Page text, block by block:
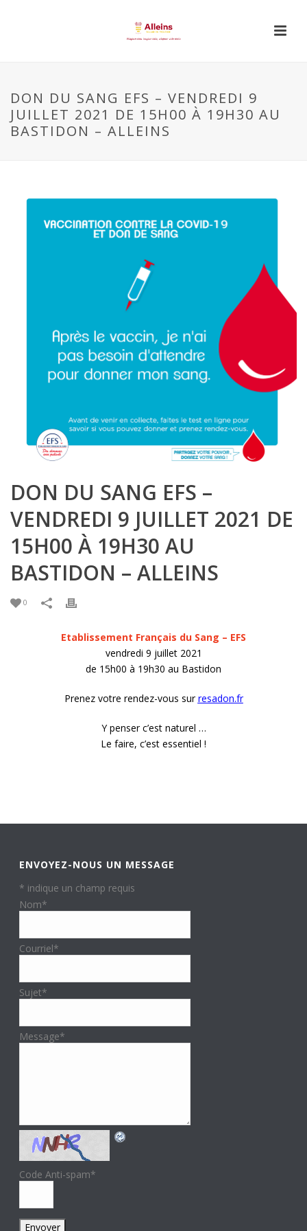
DON DU SANG EFS – VENDREDI 9
JUILLET 2021 DE 15H00 À 19H30 AU
BASTIDON – ALLEINS
DON DU SANG EFS –
VENDREDI 9 JUILLET 2021 DE
15H00 À 19H30 AU
BASTIDON – ALLEINS
0
Etablissement Français du Sang – EFS
vendredi 9 juillet 2021
de 15h00 à 19h30 au Bastidon
Prenez votre rendez-vous sur resadon.fr
Y penser c’est naturel …
Le faire, c’est essentiel !
ENVOYEZ-NOUS UN MESSAGE
* indique un champ requis
Nom*
Courriel*
Sujet*
Message*
Code Anti-spam*